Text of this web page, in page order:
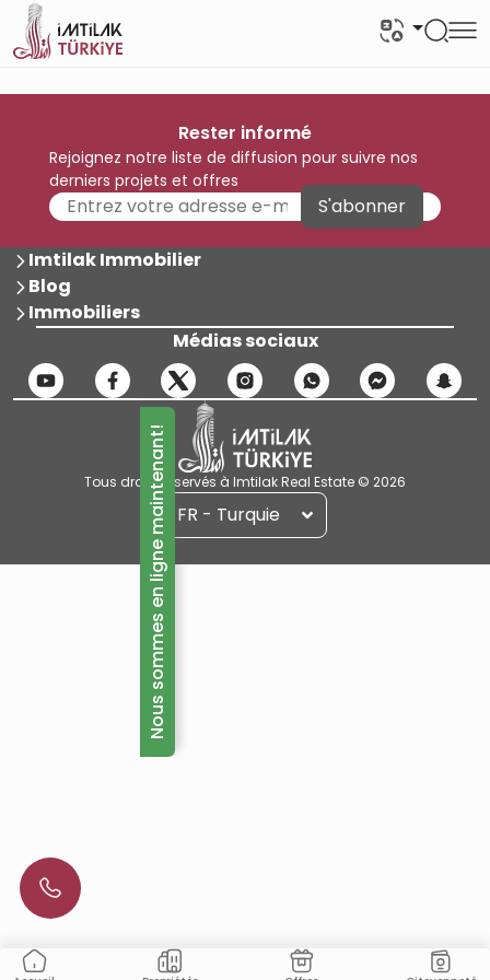
Rester informé
Rejoignez notre liste de diffusion pour suivre nos
derniers projets et offres
S'abonner
Imtilak Immobilier
Blog
Immobiliers
Médias sociaux
Tous droits réservés à Imtilak Real Estate © 2026
FR - Turquie
Nous sommes en ligne maintenant!